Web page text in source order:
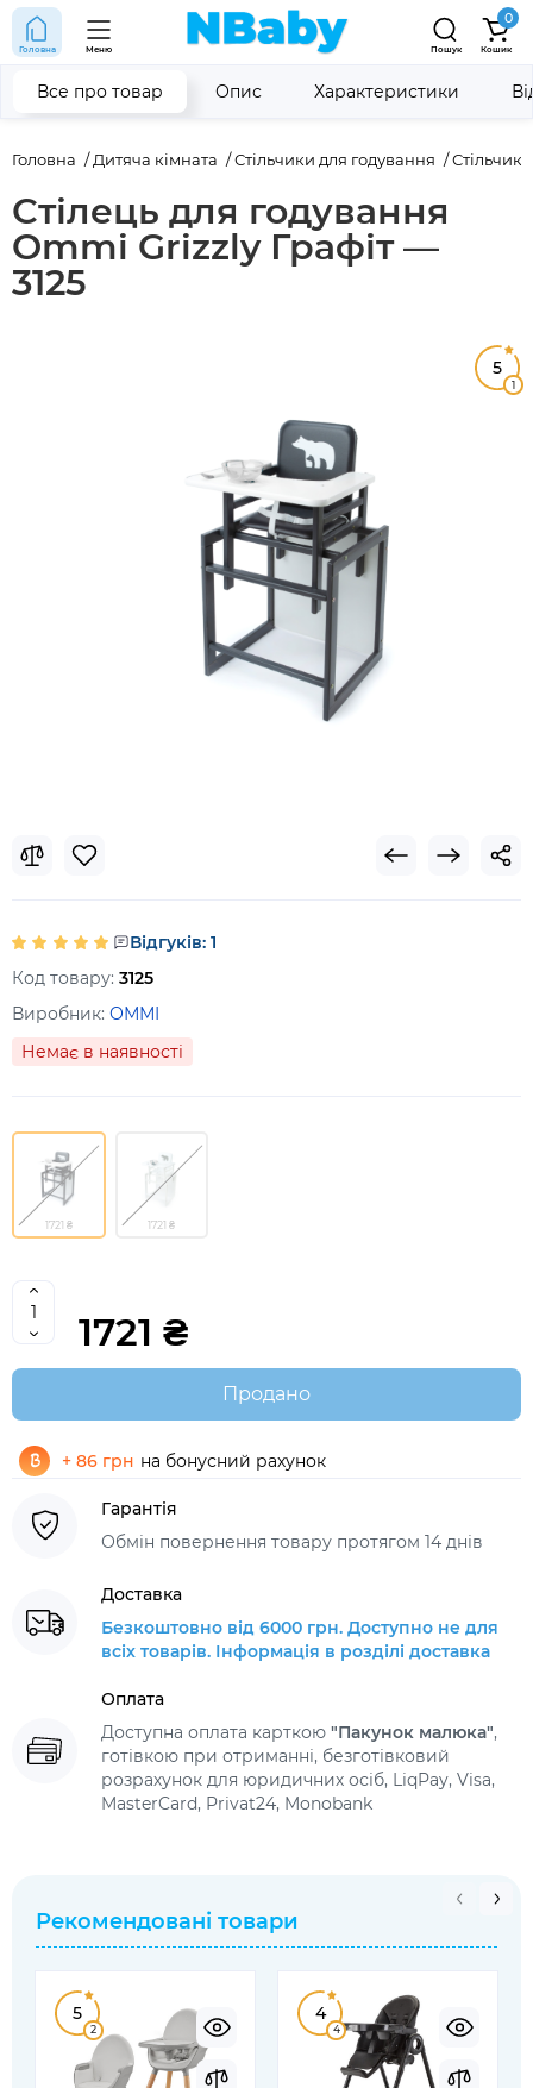
Головна Меню Пошук
0
Кошик
Головна Дитяча кімната Стільчики для годування
Стілець для годування
Ommi Grizzly Графіт —
3125
Все про товар Опис Характеристики
5
1
Відгуків: 1
Код товару: 3125
Виробник: ОММІ
Немає в наявності
1721 ₴ 1721 ₴
1721 ₴
Продано
+ 86 грн на бонусний рахунок
Гарантія
Обмін повернення товару протягом 14 днів
Доставка
Безкоштовно від 6000 грн. Доступно не для
всіх товарів. Інформація в розділі доставка
Оплата
Доступна оплата карткою "Пакунок малюка",
готівкою при отриманні, безготівковий
розрахунок для юридичних осіб, LiqPay, Visa,
MasterCard, Privat24, Monobank
Рекомендовані товари
5
2
4
4